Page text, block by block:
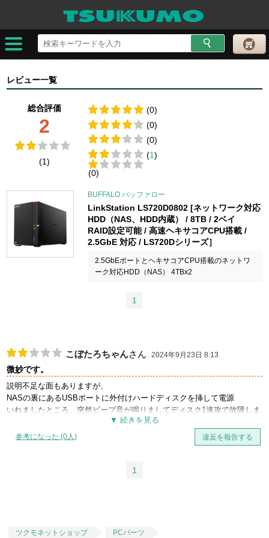
レビュー一覧
総合評価
2
(1)
(0)
(0)
(0)
(1)
(0)
BUFFALO バッファロー
LinkStation LS720D0802 [ネットワーク対応
HDD（NAS、HDD内蔵） / 8TB / 2ベイ
RAID設定可能 / 高速ヘキサコアCPU搭載 /
2.5GbE 対応 / LS720Dシリーズ］
2.5GbEポートとヘキサコアCPU搭載のネットワ
ーク対応HDD（NAS） 4TBx2
1
こぼたろちゃんさん 2024年9月23日 8:13
微妙です。
説明不足な面もありますが、
NASの裏にあるUSBポートに外付けハードディスクを挿して電源
いれましたところ、突然ビープ音が鳴りましてディスク1速攻で故障しま
した。購入して3日であります。
はっきり言いまして、説明不足です。
参考になった (0人) 違反を報告する
1
ツクモネットショップ PCパーツ